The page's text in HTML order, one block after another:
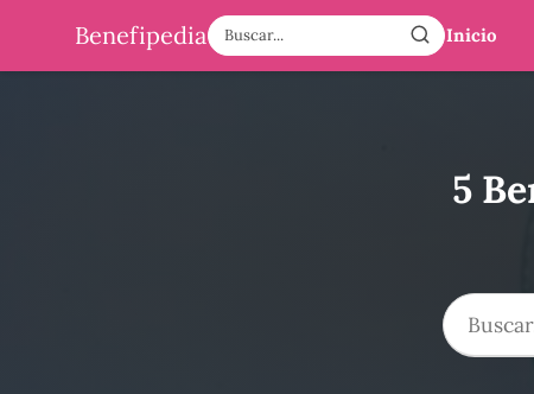
Benefipedia Inicio
5